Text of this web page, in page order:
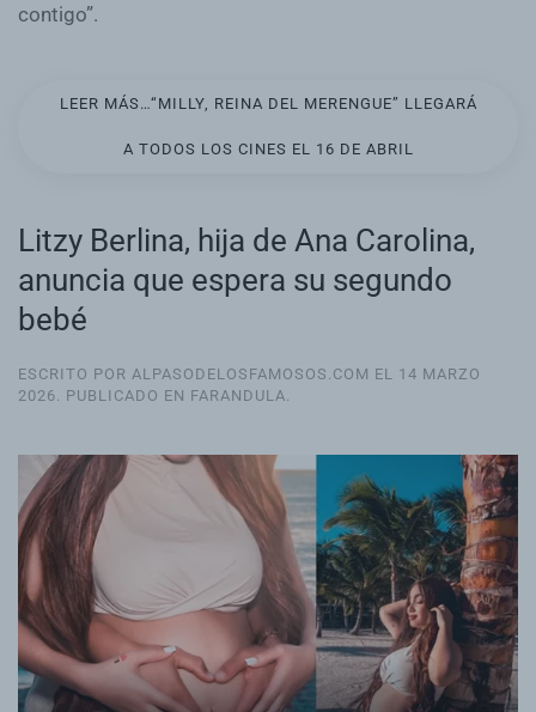
contigo”.
LEER MÁS…“MILLY, REINA DEL MERENGUE” LLEGARÁ
A TODOS LOS CINES EL 16 DE ABRIL
Litzy Berlina, hija de Ana Carolina,
anuncia que espera su segundo
bebé
ESCRITO POR ALPASODELOSFAMOSOS.COM EL 14 MARZO
2026 . PUBLICADO EN FARANDULA